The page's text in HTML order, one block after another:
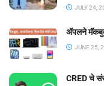
JULY 24,
ॲपलने
JUNE 25,
CRED चे